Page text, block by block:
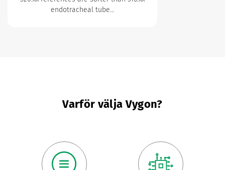
endotracheal tube…
Varför välja Vygon?